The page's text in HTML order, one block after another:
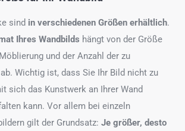
sind in verschiedenen Größen erhältlich.
Ihres Wandbilds hängt von der Größe
und der Anzahl der zu
Wichtig ist, dass Sie Ihr Bild nicht zu
sich das Kunstwerk an Ihrer Wand
kann. Vor allem bei einzeln
gilt der Grundsatz: Je größer, desto